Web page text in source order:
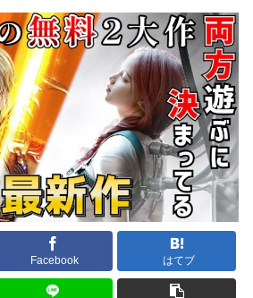
Facebook はてブ